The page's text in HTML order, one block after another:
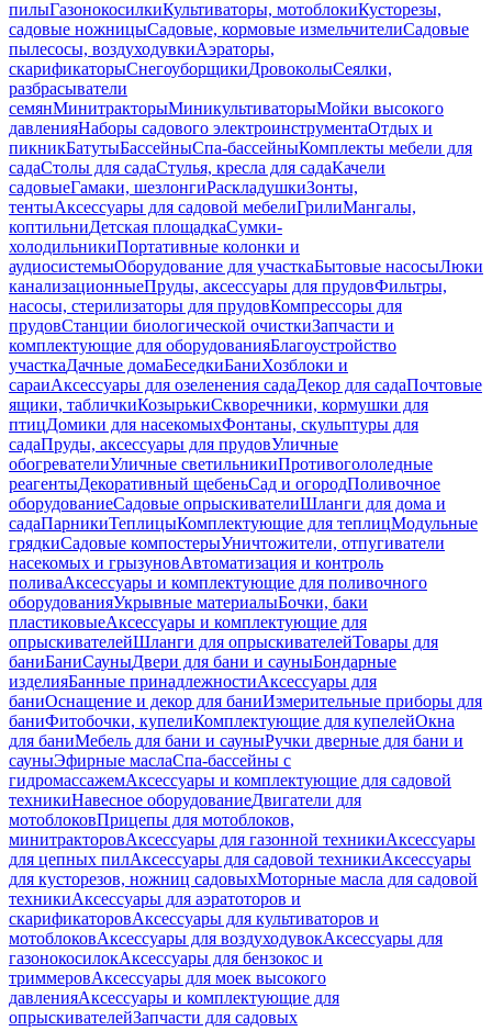
пилыГазонокосилкиКультиваторы, мотоблокиКусторезы,
садовые ножницыСадовые, кормовые измельчителиСадовые
пылесосы, воздуходувкиАэраторы,
скарификаторыСнегоуборщикиДровоколыСеялки,
разбрасыватели
семянМинитракторыМиникультиваторыМойки высокого
давленияНаборы садового электроинструментаОтдых и
пикникБатутыБассейныСпа-бассейныКомплекты мебели для
садаСтолы для садаСтулья, кресла для садаКачели
садовыеГамаки, шезлонгиРаскладушкиЗонты,
тентыАксессуары для садовой мебелиГрилиМангалы,
коптильниДетская площадкаСумки-
холодильникиПортативные колонки и
аудиосистемыОборудование для участкаБытовые насосыЛюки
канализационныеПруды, аксессуары для прудовФильтры,
насосы, стерилизаторы для прудовКомпрессоры для
прудовСтанции биологической очисткиЗапчасти и
комплектующие для оборудованияБлагоустройство
участкаДачные домаБеседкиБаниХозблоки и
сараиАксессуары для озеленения садаДекор для садаПочтовые
ящики, табличкиКозырькиСкворечники, кормушки для
птицДомики для насекомыхФонтаны, скульптуры для
садаПруды, аксессуары для прудовУличные
обогревателиУличные светильникиПротивогололедные
реагентыДекоративный щебеньСад и огородПоливочное
оборудованиеСадовые опрыскивателиШланги для дома и
садаПарникиТеплицыКомплектующие для теплицМодульные
грядкиСадовые компостерыУничтожители, отпугиватели
насекомых и грызуновАвтоматизация и контроль
поливаАксессуары и комплектующие для поливочного
оборудованияУкрывные материалыБочки, баки
пластиковыеАксессуары и комплектующие для
опрыскивателейШланги для опрыскивателейТовары для
баниБаниСауныДвери для бани и сауныБондарные
изделияБанные принадлежностиАксессуары для
баниОснащение и декор для баниИзмерительные приборы для
баниФитобочки, купелиКомплектующие для купелейОкна
для баниМебель для бани и сауныРучки дверные для бани и
сауныЭфирные маслаСпа-бассейны с
гидромассажемАксессуары и комплектующие для садовой
техникиНавесное оборудованиеДвигатели для
мотоблоковПрицепы для мотоблоков,
минитракторовАксессуары для газонной техникиАксессуары
для цепных пилАксессуары для садовой техникиАксессуары
для кусторезов, ножниц садовыхМоторные масла для садовой
техникиАксессуары для аэратоторов и
скарификаторовАксессуары для культиваторов и
мотоблоковАксессуары для воздуходувокАксессуары для
газонокосилокАксессуары для бензокос и
триммеровАксессуары для моек высокого
давленияАксессуары и комплектующие для
опрыскивателейЗапчасти для садовых